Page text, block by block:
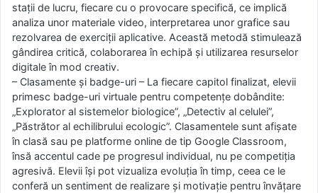
stații de lucru, fiecare cu o provocare specifică, ce implică
analiza unor materiale video, interpretarea unor grafice sau
rezolvarea de exerciții aplicative. Această metodă stimulează
gândirea critică, colaborarea în echipă și utilizarea resurselor
digitale în mod creativ.
– Clasamente și badge-uri – La fiecare capitol finalizat, elevii
primesc badge-uri virtuale pentru competențe dobândite:
„Explorator al sistemelor biologice”, „Detectiv al celulei”,
„Păstrător al echilibrului ecologic”. Clasamentele sunt afișate
în clasă sau pe platforme online de tip Google Classroom,
însă accentul cade pe progresul individual, nu pe competiția
agresivă. Elevii își pot vizualiza evoluția în timp, ceea ce le
conferă un sentiment de realizare și motivație pentru învățare